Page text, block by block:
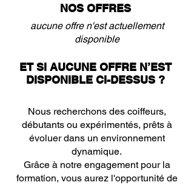
NOS OFFRES
aucune offre n'est actuellement
disponible
ET SI AUCUNE OFFRE N’EST
DISPONIBLE CI-DESSUS ?
Nous recherchons des coiffeurs,
débutants ou expérimentés, prêts à
évoluer dans un environnement
dynamique.
Grâce à notre engagement pour la
formation, vous aurez l'opportunité de